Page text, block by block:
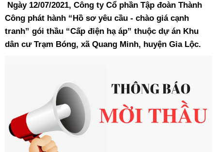
Ngày 12/07/2021, Công ty Cổ phần Tập đoàn Thành
Công phát hành “Hồ sơ yêu cầu - chào giá cạnh
tranh” gói thầu “Cấp điện hạ áp” thuộc dự án Khu
dân cư Trạm Bóng, xã Quang Minh, huyện Gia Lộc.